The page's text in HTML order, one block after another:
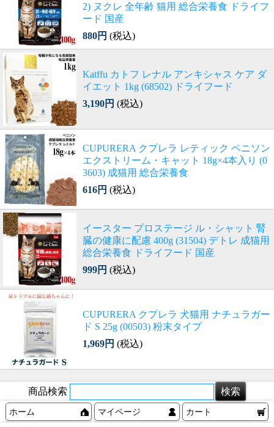
2) ヌクレ 全年齢 猫用 総合栄養食 ドライフ
ード 国産
880円 (税込)
Katffu カトフ レナル アンキシャス ケア ダ
イエット 1kg (68502) ドライフード
3,190円 (税込)
CUPURERA クプレラ レティック ベニソン
エクストリーム・キャット 18g×4本入り (0
3603) 成猫用 総合栄養食
616円 (税込)
イースター プロステージ ル・シャット 腎
臓の健康に配慮 400g (31504) デトレ 成猫用
総合栄養食 ドライフード 国産
999円 (税込)
CUPURERA クプレラ 犬猫用 ナチュラガー
ド S 25g (00503) 粉末タイプ
1,969円 (税込)
商品検索
ホーム マイページ カート